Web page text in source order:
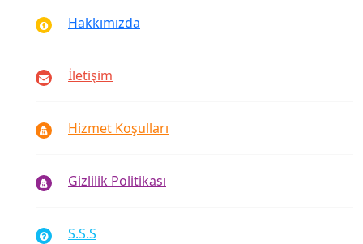
Hakkımızda
İletişim
Hizmet Koşulları
Gizlilik Politikası
S.S.S